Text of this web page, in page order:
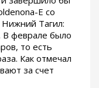
E со
Нижний Тагил:
В феврале было
то есть
Как отмечал
за счет